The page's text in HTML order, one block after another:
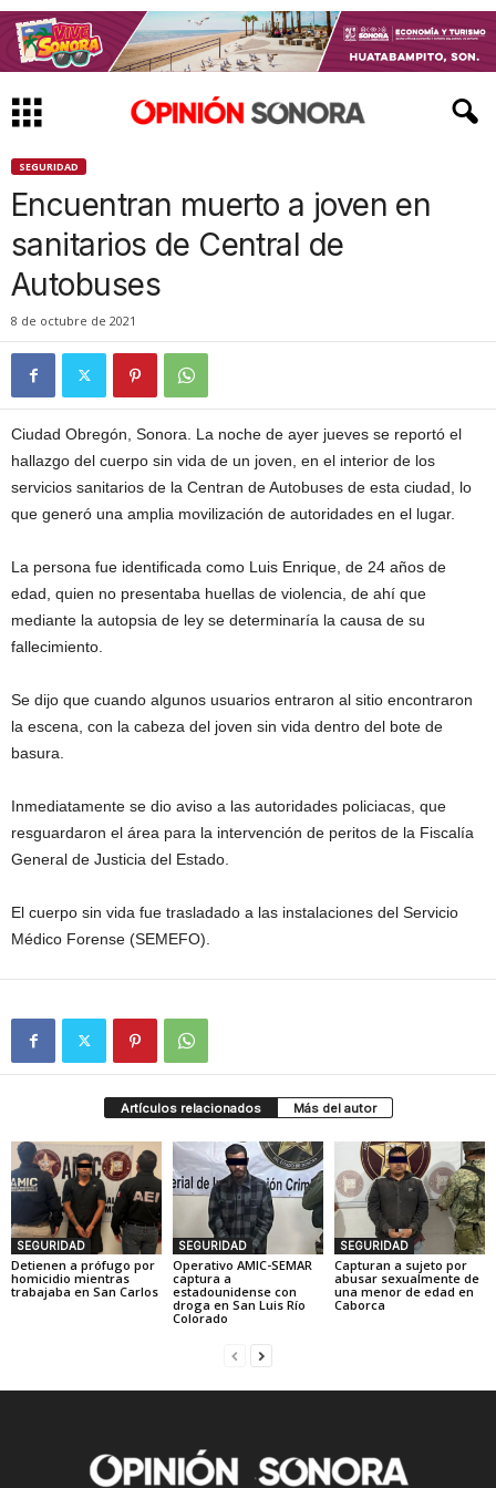
SEGURIDAD
Encuentran muerto a joven en
sanitarios de Central de
Autobuses
8 de octubre de 2021
Ciudad Obregón, Sonora. La noche de ayer jueves se reportó el
hallazgo del cuerpo sin vida de un joven, en el interior de los
servicios sanitarios de la Centran de Autobuses de esta ciudad, lo
que generó una amplia movilización de autoridades en el lugar.
La persona fue identificada como Luis Enrique, de 24 años de
edad, quien no presentaba huellas de violencia, de ahí que
mediante la autopsia de ley se determinaría la causa de su
fallecimiento.
Se dijo que cuando algunos usuarios entraron al sitio encontraron
la escena, con la cabeza del joven sin vida dentro del bote de
basura.
Inmediatamente se dio aviso a las autoridades policiacas, que
resguardaron el área para la intervención de peritos de la Fiscalía
General de Justicia del Estado.
El cuerpo sin vida fue trasladado a las instalaciones del Servicio
Médico Forense (SEMEFO).
Artículos relacionados Más del autor
SEGURIDAD
Detienen a prófugo por
homicidio mientras
trabajaba en San Carlos
SEGURIDAD
Operativo AMIC-SEMAR
captura a
estadounidense con
droga en San Luis Río
Colorado
SEGURIDAD
Capturan a sujeto por
abusar sexualmente de
una menor de edad en
Caborca